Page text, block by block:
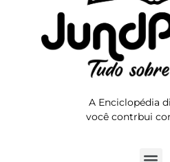
A Enciclopédia
você contrbui